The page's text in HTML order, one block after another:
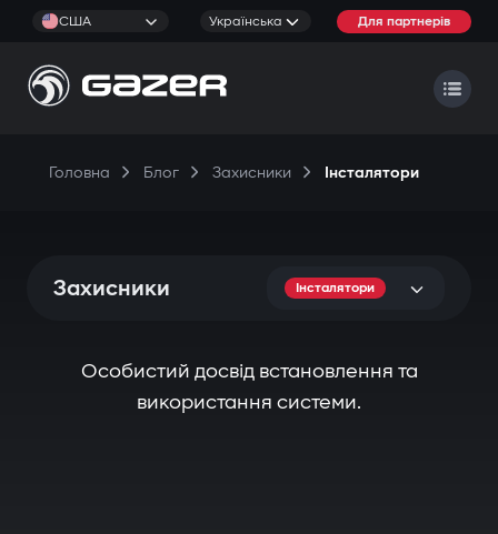
США Українська Для партнерів
Головна Блог Захисники Інсталятори
Захисники Інсталятори
Особистий досвід встановлення та
використання системи.